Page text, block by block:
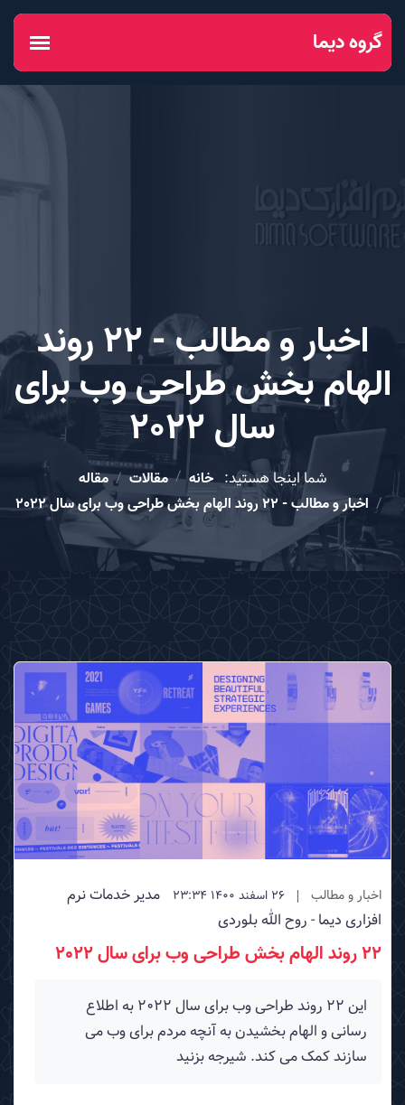
اخبار و مطالب - 22 روند
الهام بخش طراحی وب برای
سال 2022
شما اینجا هستید:خانه مقالات
مقاله
اخبار و مطالب - 22 روند الهام بخش طراحی وب برای سال 2022
اخبار و مطالب 26 اسفند 1400 23:34
مدیر خدمات نرم
افزاری دیما - روح الله بلوردی
22 روند الهام بخش طراحی وب برای سال 2022
این 22 روند طراحی وب برای سال 2022 به اطلاع
رسانی و الهام بخشیدن به آنچه مردم برای وب می
سازند کمک می کند. شیرجه بزنید